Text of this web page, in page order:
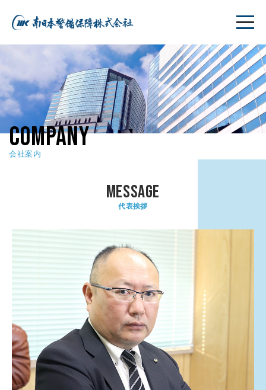
COMPANY
会社案内
MESSAGE
代表挨拶